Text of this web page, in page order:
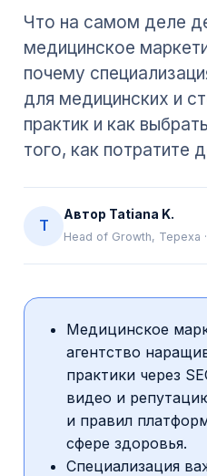
Что на самом деле
медицинское
почему
для медицинских и
практик и как
того, как потратите
T
Автор Tatiana K.
Head of Growth, Tepexa ·
Медицинское
агентство
практики через
видео и
и правил
сфере здоровья.
Специализация